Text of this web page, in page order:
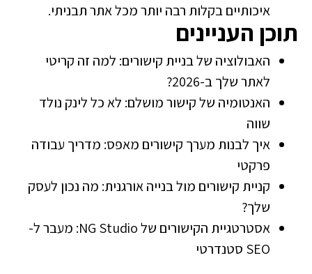
איכותיים בקלות רבה יותר מכל אתר תבניתי.
תוכן העניינים
האבולוציה של בניית קישורים: למה זה קריטי
לאתר שלך ב-2026?
האנטומיה של קישור מושלם: לא כל לינק נולד
שווה
איך לבנות מערך קישורים מאפס: מדריך עבודה
פרקטי
קניית קישורים מול בנייה אורגנית: מה נכון לעסק
שלך?
אסטרטגיית הקישורים של NG Studio: מעבר ל-
SEO סטנדרטי